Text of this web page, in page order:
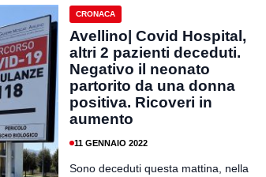
CRONACA
Avellino| Covid Hospital,
altri 2 pazienti deceduti.
Negativo il neonato
partorito da una donna
positiva. Ricoveri in
aumento
11 GENNAIO 2022
Sono deceduti questa mattina, nella